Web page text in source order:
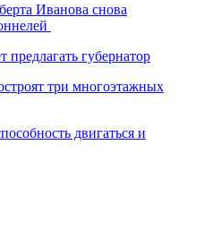
Иванова снова
губернатор
три многоэтажных
двигаться и